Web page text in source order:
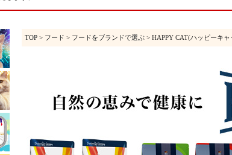
TOP > フード > フードをブランドで選ぶ > HAPPY CAT(ハッピーキャ